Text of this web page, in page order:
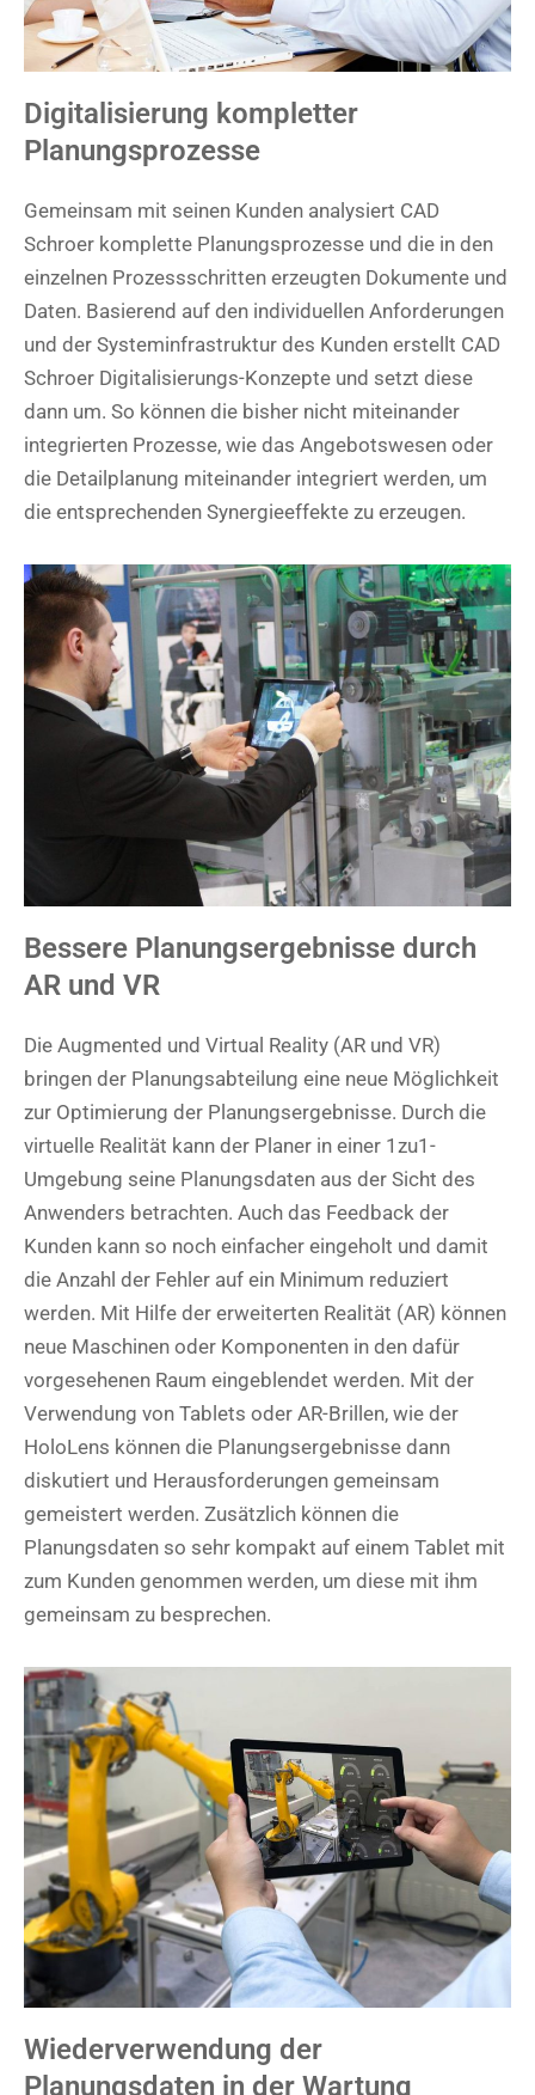
Digitalisierung kompletter
Planungsprozesse
Gemeinsam mit seinen Kunden analysiert CAD
Schroer komplette Planungsprozesse und die in den
einzelnen Prozessschritten erzeugten Dokumente und
Daten. Basierend auf den individuellen Anforderungen
und der Systeminfrastruktur des Kunden erstellt CAD
Schroer Digitalisierungs-Konzepte und setzt diese
dann um. So können die bisher nicht miteinander
integrierten Prozesse, wie das Angebotswesen oder
die Detailplanung miteinander integriert werden, um
die entsprechenden Synergieeffekte zu erzeugen.
Bessere Planungsergebnisse durch
AR und VR
Die Augmented und Virtual Reality (AR und VR)
bringen der Planungsabteilung eine neue Möglichkeit
zur Optimierung der Planungsergebnisse. Durch die
virtuelle Realität kann der Planer in einer 1zu1-
Umgebung seine Planungsdaten aus der Sicht des
Anwenders betrachten. Auch das Feedback der
Kunden kann so noch einfacher eingeholt und damit
die Anzahl der Fehler auf ein Minimum reduziert
werden. Mit Hilfe der erweiterten Realität (AR) können
neue Maschinen oder Komponenten in den dafür
vorgesehenen Raum eingeblendet werden. Mit der
Verwendung von Tablets oder AR-Brillen, wie der
HoloLens können die Planungsergebnisse dann
diskutiert und Herausforderungen gemeinsam
gemeistert werden. Zusätzlich können die
Planungsdaten so sehr kompakt auf einem Tablet mit
zum Kunden genommen werden, um diese mit ihm
gemeinsam zu besprechen.
Wiederverwendung der
Planungsdaten in der Wartung